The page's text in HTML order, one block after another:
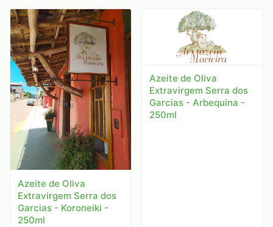
Azeite de Oliva
Extravirgem Serra dos
Garcias - Koroneiki -
250ml
Azeite de Oliva
Extravirgem Serra dos
Garcias - Arbequina -
250ml